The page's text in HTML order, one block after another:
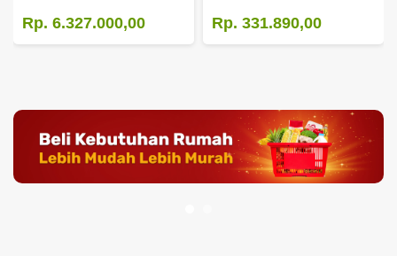
Rp. 6.327.000,00 Rp. 331.890,00